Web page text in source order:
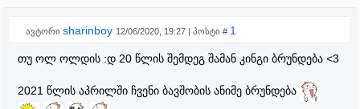
ავტორი sharinboy 12/06/2020, 19:27 | პოსტი # 1
თუ ოლ ოლდის :დ 20 წლის შემდეგ შამან კინგი ბრუნდება <3
2021 წლის აპრილში ჩვენი ბავშობის ანიმე ბრუნდება